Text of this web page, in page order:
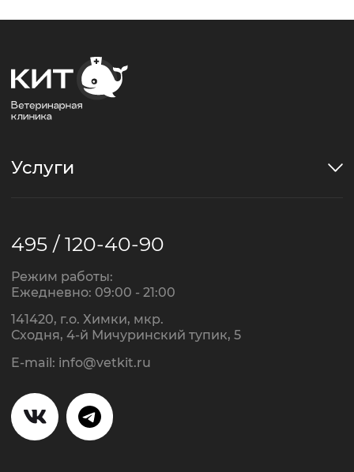
Запись на приём
495 / 120-40-90
Режим работы:
Ежедневно: 09:00 - 21:00
141420, г.о. Химки, мкр.
Сходня, 4-й Мичуринский тупик, 5
E-mail: info@vetkit.ru
Услуги